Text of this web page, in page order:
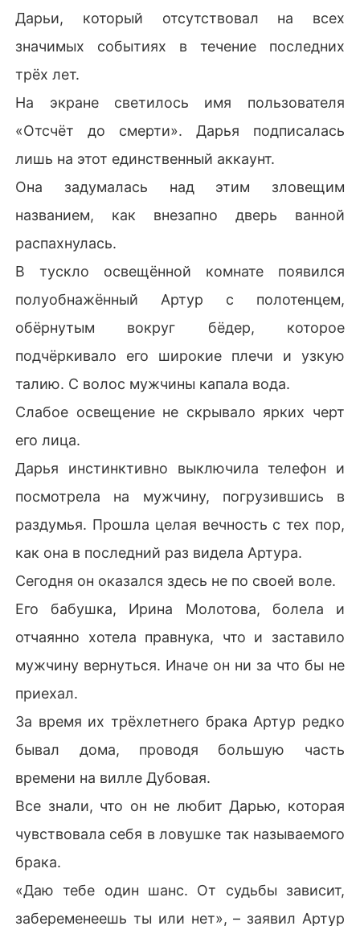
Дарьи, который отсутствовал на всех
значимых событиях в течение последних
трёх лет.
На экране светилось имя пользователя
«Отсчёт до смерти». Дарья подписалась
лишь на этот единственный аккаунт.
Она задумалась над этим зловещим
названием, как внезапно дверь ванной
распахнулась.
В тускло освещённой комнате появился
полуобнажённый Артур с полотенцем,
обёрнутым вокруг бёдер, которое
подчёркивало его широкие плечи и узкую
талию. С волос мужчины капала вода.
Слабое освещение не скрывало ярких черт
его лица.
Дарья инстинктивно выключила телефон и
посмотрела на мужчину, погрузившись в
раздумья. Прошла целая вечность с тех пор,
как она в последний раз видела Артура.
Сегодня он оказался здесь не по своей воле.
Его бабушка, Ирина Молотова, болела и
отчаянно хотела правнука, что и заставило
мужчину вернуться. Иначе он ни за что бы не
приехал.
За время их трёхлетнего брака Артур редко
бывал дома, проводя большую часть
времени на вилле Дубовая.
Все знали, что он не любит Дарью, которая
чувствовала себя в ловушке так называемого
брака.
«Даю тебе один шанс. От судьбы зависит,
забеременеешь ты или нет», – заявил Артур